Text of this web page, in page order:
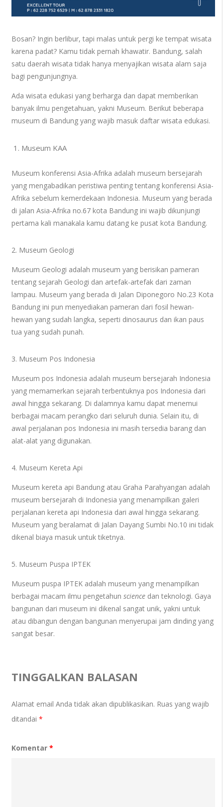
Bosan? Ingin berlibur, tapi malas untuk pergi ke tempat wisata
karena padat? Kamu tidak pernah khawatir. Bandung, salah
satu daerah wisata tidak hanya menyajikan wisata alam saja
bagi pengunjungnya.
Ada wisata edukasi yang berharga dan dapat memberikan
banyak ilmu pengetahuan, yakni Museum. Berikut beberapa
museum di Bandung yang wajib masuk daftar wisata edukasi.
Museum KAA
Museum konferensi Asia-Afrika adalah museum bersejarah
yang mengabadikan peristiwa penting tentang konferensi Asia-
Afrika sebelum kemerdekaan Indonesia. Museum yang berada
di jalan Asia-Afrika no.67 kota Bandung ini wajib dikunjungi
pertama kali manakala kamu datang ke pusat kota Bandung.
2. Museum Geologi
Museum Geologi adalah museum yang berisikan pameran
tentang sejarah Geologi dan artefak-artefak dari zaman
lampau. Museum yang berada di Jalan Diponegoro No.23 Kota
Bandung ini pun menyediakan pameran dari fosil hewan-
hewan yang sudah langka, seperti dinosaurus dan ikan paus
tua yang sudah punah.
3. Museum Pos Indonesia
Museum pos Indonesia adalah museum bersejarah Indonesia
yang memamerkan sejarah terbentuknya pos Indonesia dari
awal hingga sekarang. Di dalamnya kamu dapat menemui
berbagai macam perangko dari seluruh dunia. Selain itu, di
awal perjalanan pos Indonesia ini masih tersedia barang dan
alat-alat yang digunakan.
4. Museum Kereta Api
Museum kereta api Bandung atau Graha Parahyangan adalah
museum bersejarah di Indonesia yang menampilkan galeri
perjalanan kereta api Indonesia dari awal hingga sekarang.
Museum yang beralamat di Jalan Dayang Sumbi No.10 ini tidak
dikenal biaya masuk untuk tiketnya.
5. Museum Puspa IPTEK
Museum puspa IPTEK adalah museum yang menampilkan
berbagai macam ilmu pengetahunscience dan teknologi. Gaya
bangunan dari museum ini dikenal sangat unik, yakni untuk
atau dibangun dengan bangunan menyerupai jam dinding yang
sangat besar.
TINGGALKAN BALASAN
Alamat email Anda tidak akan dipublikasikan. Ruas yang wajib
ditandai*
Komentar*